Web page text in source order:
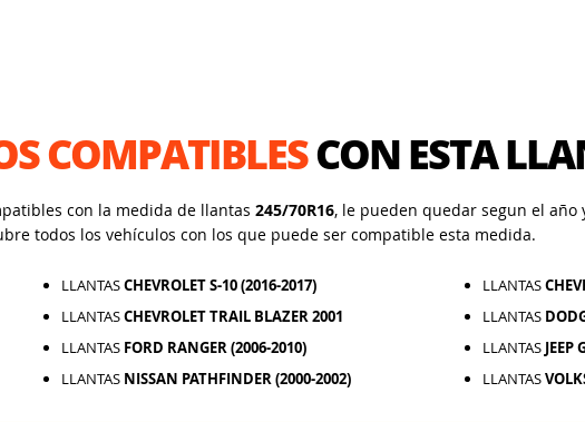
COMPATIBLESCON ESTA
con la medida de llantas 245/70R16, le pueden quedar segun el
todos los vehículos con los que puede ser compatible esta medida.
LLANTASCHEVROLET S-10 (2016-2017) LLANTAS
LLANTASCHEVROLET TRAIL BLAZER 2001 LLANTAS
LLANTAS FORD RANGER (2006-2010) LLANTAS JEEP
LLANTAS NISSAN PATHFINDER (2000-2002) LLANTAS